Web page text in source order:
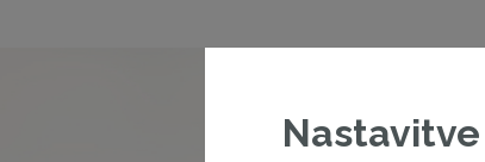
Nastavitve